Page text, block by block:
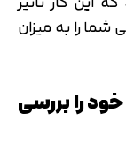
را به میزان
را بررسی